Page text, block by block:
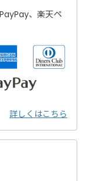
、楽天ペ
詳しくはこちら